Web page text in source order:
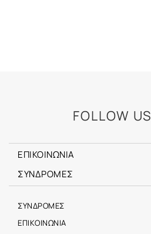
FOLLOW US
ΕΠΙΚΟΙΝΩΝΙΑ
ΣΥΝΔΡΟΜΕΣ
ΣΥΝΔΡΟΜΕΣ
ΕΠΙΚΟΙΝΩΝΙΑ